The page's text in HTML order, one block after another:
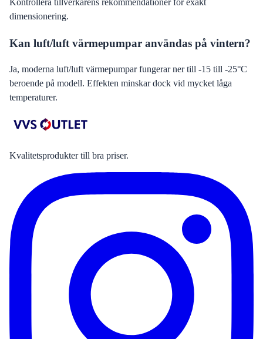
Kontrollera tillverkarens rekommendationer för exakt
dimensionering.
Kan luft/luft värmepumpar användas på vintern?
Ja, moderna luft/luft värmepumpar fungerar ner till -15 till -25°C
beroende på modell. Effekten minskar dock vid mycket låga
temperaturer.
Kvalitetsprodukter till bra priser.